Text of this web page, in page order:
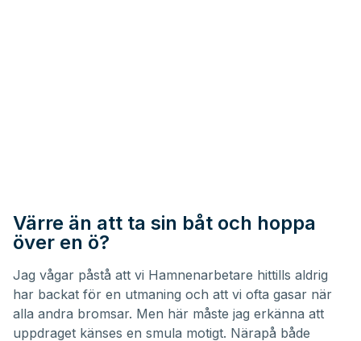
Värre än att ta sin båt och hoppa
över en ö?
Jag vågar påstå att vi Hamnenarbetare hittills aldrig
har backat för en utmaning och att vi ofta gasar när
alla andra bromsar. Men här måste jag erkänna att
uppdraget känses en smula motigt. Närapå både